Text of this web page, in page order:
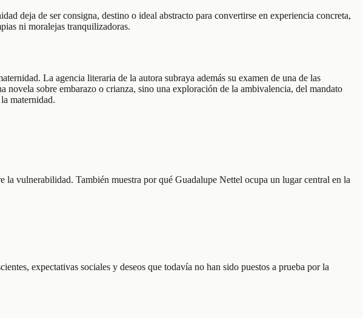
deja de ser consigna, destino o ideal abstracto para convertirse en experiencia concreta,
ni moralejas tranquilizadoras.
La agencia literaria de la autora subraya además su examen de una de las
novela sobre embarazo o crianza, sino una exploración de la ambivalencia, del mandato
maternidad.
vulnerabilidad. También muestra por qué Guadalupe Nettel ocupa un lugar central en la
expectativas sociales y deseos que todavía no han sido puestos a prueba por la